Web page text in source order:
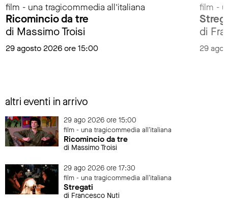
film - una tragicommedia all'italiana
Ricomincio da tre
di Massimo Troisi
29 agosto 2026 ore 15:00
film -
di
29
altri eventi in arrivo
29 ago 2026 ore 15:00
film - una tragicommedia all'italiana
Ricomincio da tre
di Massimo Troisi
29 ago 2026 ore 17:30
film - una tragicommedia all'italiana
Stregati
di Francesco Nuti